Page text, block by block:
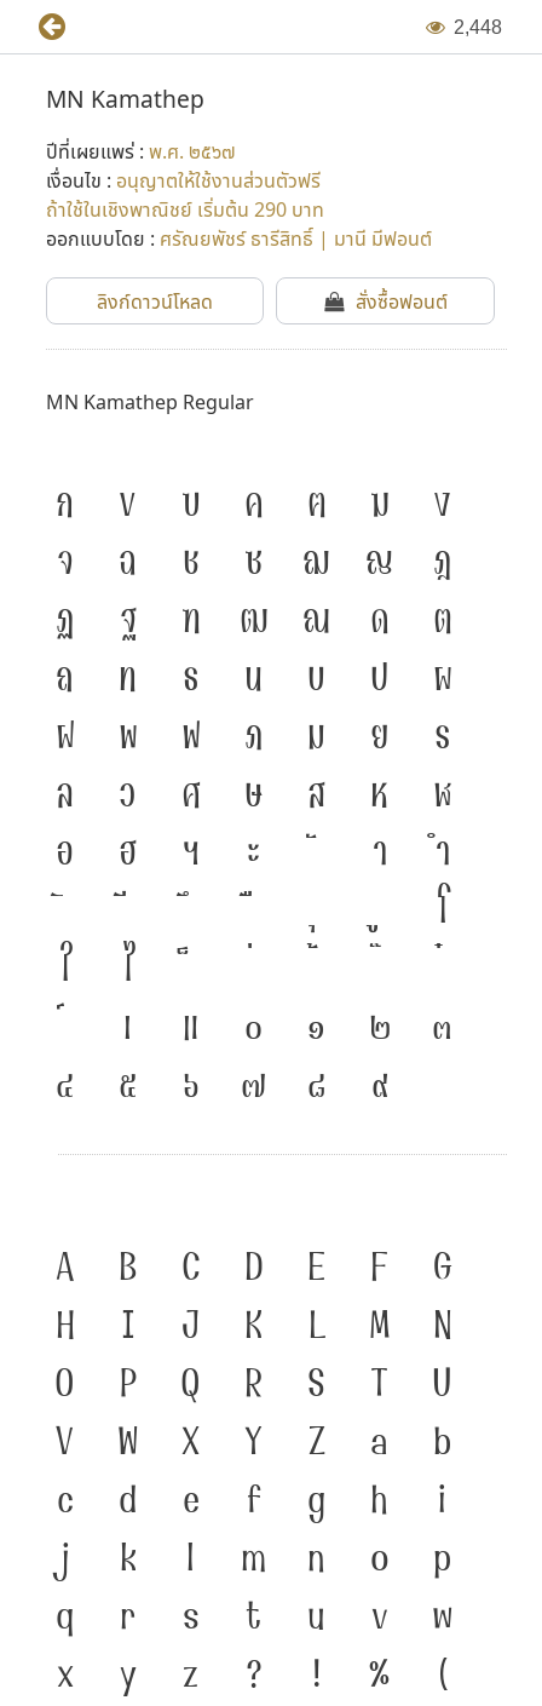
2,448
MN Kamathep
ปีที่เผยแพร่ : พ.ศ. ๒๕๖๗
เงื่อนไข : อนุญาตให้ใช้งานส่วนตัวฟรี
ถ้าใช้ในเชิงพาณิชย์ เริ่มต้น 290 บาท
ออกแบบโดย : ศรัณยพัชร์ ธารีสิทธิ์ | มานี มีฟอนต์
ลิงก์ดาวน์โหลด สั่งซื้อฟอนต์
MN Kamathep Regular
ก ข ฃ ค ฅ ฆ
ง
จ
ฉ ช ซ ฌ ญ
ฎ
ฏ
ฐ ฑ ฒ ณ ด
ต
ถ
ท ธ น บ ป
ผ
ฝ
พ ฟ ภ ม ย
ร
ล
ว ศ ษ ส ห
ฬ
อ
ฮ ฯ ะ า
ำ
โ
ใ
ไ
เ
แ ๐ ๑ ๒
๓
๔
๕ ๖ ๗ ๘ ๙
A B C D E F
G
H
I J K L M
N
O
P Q R S T
U
V
W X Y Z a
b
c
d e f g h
i
j
k l m n o
p
q
r s t u v
w
x
y z ? ! %
(